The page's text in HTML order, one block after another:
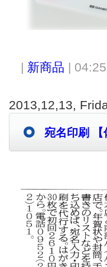
| 新商品 |
2013,12,13,
宛名印刷 【